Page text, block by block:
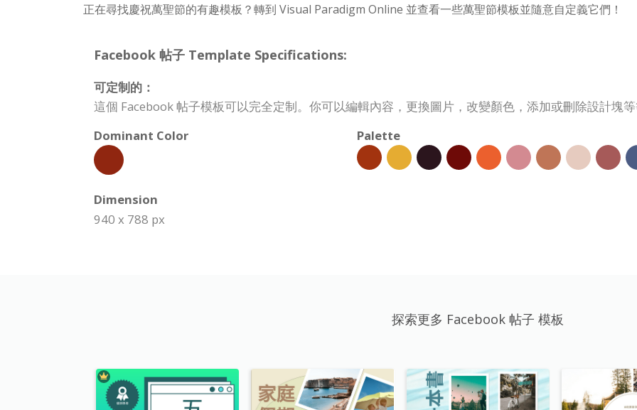
正在尋找慶祝萬聖節的有趣模板？轉到 Visual Paradigm Online 並查看一些萬聖節模板並隨意自定義它們！
Facebook 帖子 Template Specifications:
可定制的：
這個 Facebook 帖子模板可以完全定制。你可以編輯內容，更換圖片，改變顏色，添加或刪除設計塊
Dominant Color
Palette
Dimension
940 x 788 px
探索更多 Facebook 帖子 模板